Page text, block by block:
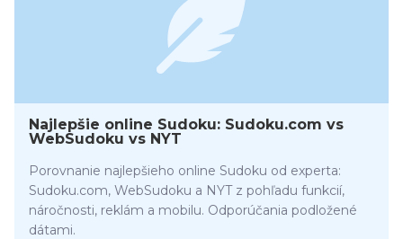
Najlepšie online Sudoku: Sudoku.com vs
WebSudoku vs NYT
Porovnanie najlepšieho online Sudoku od experta:
Sudoku.com, WebSudoku a NYT z pohľadu funkcií,
náročnosti, reklám a mobilu. Odporúčania podložené
dátami.